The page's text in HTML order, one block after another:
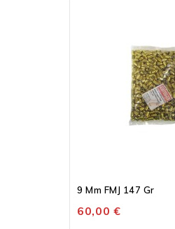
9 Mm FMJ 147 Gr
60,00 €